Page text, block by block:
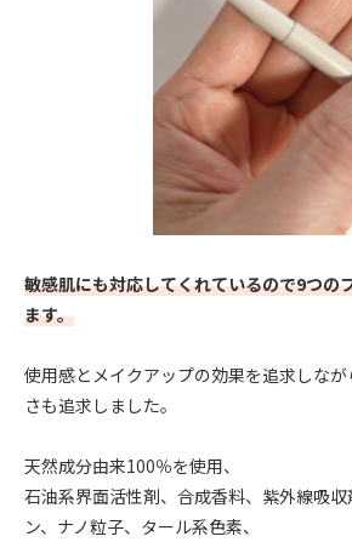
敏感肌にも対応してくれているので9つの
ます。
使用感とメイクアップの効果を追求しな
さも追求しました。
天然成分由来100％を使用、
石油系界面活性剤、合成香料、紫外線吸
ン、ナノ粒子、タール系色素、